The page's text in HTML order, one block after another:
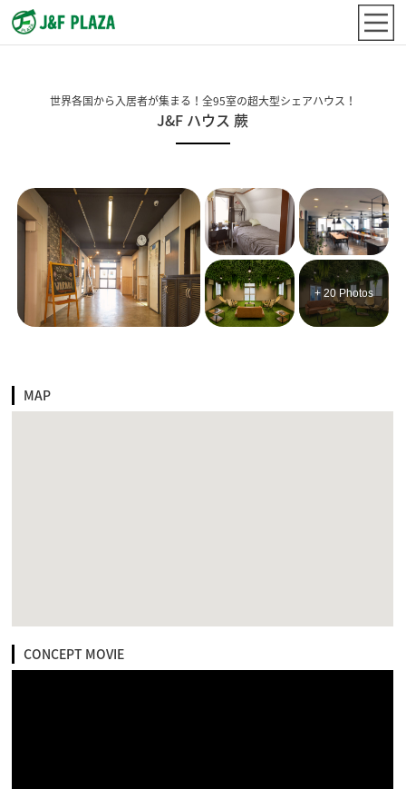
世界各国から入居者が集まる！全95室の超大型シェアハウス！
J&F ハウス 蕨
+ 20 Photos
MAP
CONCEPT MOVIE